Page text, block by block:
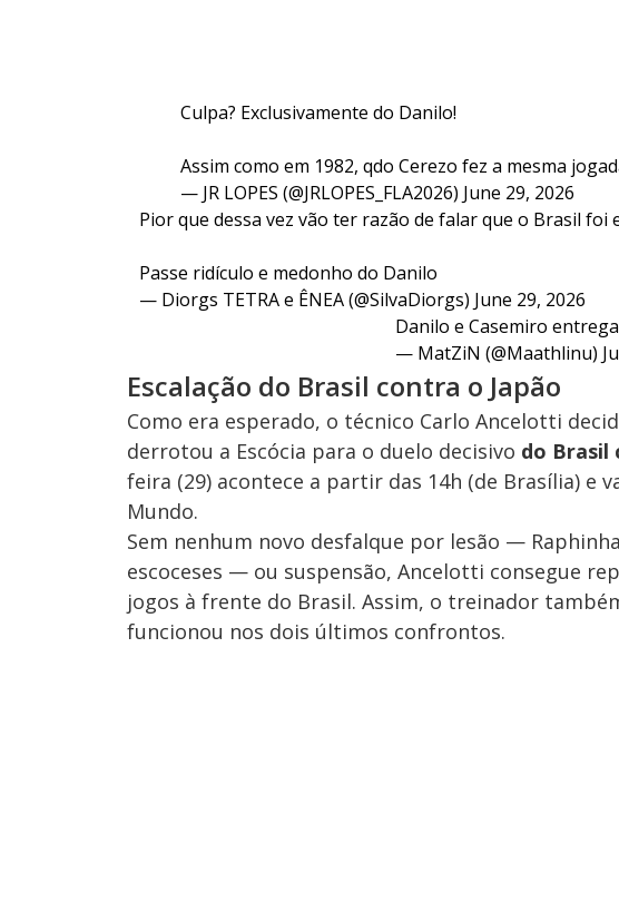
Culpa? Exclusivamente do Danilo!
Assim como em 1982, qdo Cerezo fez a mesma
— JR LOPES (@JRLOPES_FLA2026) June 29, 2026
Pior que dessa vez vão ter razão de falar que o Brasil
Passe ridículo e medonho do Danilo
— Diorgs TETRA e ÊNEA (@SilvaDiorgs) June 29, 2026
Danilo e Casemiro
— MatZiN (@Maathlinu)
Escalação do Brasil contra o Japão
Como era esperado, o técnico Carlo Ancelotti
derrotou a Escócia para o duelo decisivo do Brasil
feira (29) acontece a partir das 14h (de Brasília) e
Mundo.
Sem nenhum novo desfalque por lesão —
escoceses — ou suspensão, Ancelotti consegue
jogos à frente do Brasil. Assim, o treinador
funcionou nos dois últimos confrontos.